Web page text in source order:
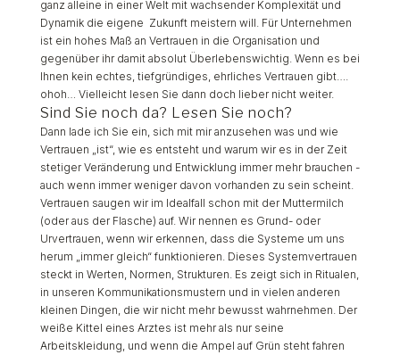
ganz alleine in einer Welt mit wachsender Komplexität und
Dynamik die eigene Zukunft meistern will. Für Unternehmen
ist ein hohes Maß an Vertrauen in die Organisation und
gegenüber ihr damit absolut Überlebenswichtig. Wenn es bei
Ihnen kein echtes, tiefgründiges, ehrliches Vertrauen gibt….
ohoh… Vielleicht lesen Sie dann doch lieber nicht weiter.
Sind Sie noch da? Lesen Sie noch?
Dann lade ich Sie ein, sich mit mir anzusehen was und wie
Vertrauen „ist“, wie es entsteht und warum wir es in der Zeit
stetiger Veränderung und Entwicklung immer mehr brauchen -
auch wenn immer weniger davon vorhanden zu sein scheint.
Vertrauen saugen wir im Idealfall schon mit der Muttermilch
(oder aus der Flasche) auf. Wir nennen es Grund- oder
Urvertrauen, wenn wir erkennen, dass die Systeme um uns
herum „immer gleich“ funktionieren. Dieses Systemvertrauen
steckt in Werten, Normen, Strukturen. Es zeigt sich in Ritualen,
in unseren Kommunikationsmustern und in vielen anderen
kleinen Dingen, die wir nicht mehr bewusst wahrnehmen. Der
weiße Kittel eines Arztes ist mehr als nur seine
Arbeitskleidung, und wenn die Ampel auf Grün steht fahren